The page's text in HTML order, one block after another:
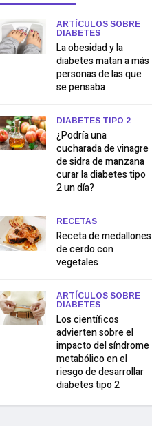
ARTÍCULOS SOBRE
DIABETES
La obesidad y la
diabetes matan a más
personas de las que
se pensaba
DIABETES TIPO 2
¿Podría una
cucharada de vinagre
de sidra de manzana
curar la diabetes tipo
2 un día?
RECETAS
Receta de medallones
de cerdo con
vegetales
ARTÍCULOS SOBRE
DIABETES
Los científicos
advierten sobre el
impacto del síndrome
metabólico en el
riesgo de desarrollar
diabetes tipo 2